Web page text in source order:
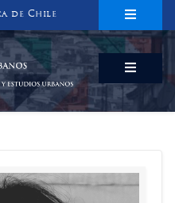
de Chile
URBANOS